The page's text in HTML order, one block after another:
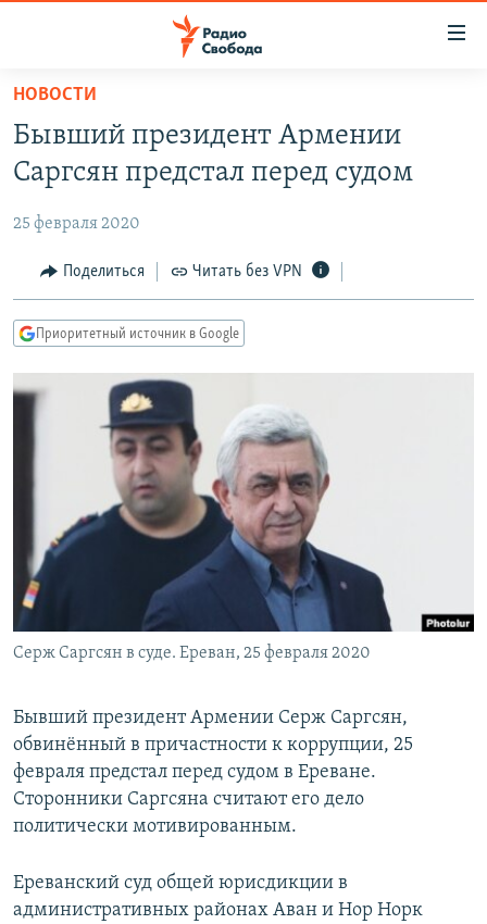
упрощенного
доступа
Вернуться
основному
Вернутся
главной
навигации
Вернутся
АВТОРСКИЕ ПРОЕКТЫ
ЦИТАТЫ СВОБОДЫ
МНЕНИЯ
IDEL.РЕАЛИИ
КАВКАЗ.РЕАЛИИ
СЕВЕР.РЕАЛИИ
СИБИРЬ.РЕАЛИИ
РАСПИСАНИЕ ВЕЩАНИЯ
ПОДПИШИТЕСЬ НА РАССЫЛКУ
СОЦИАЛЬНЫЕ СЕТИ
Все сайты РСЕ/РС
НОВОСТИ
Бывший президент Армении
Саргсян предстал перед судом
25 февраля 2020
Поделиться Читать без VPN
Приоритетный источник в Google
Серж Саргсян в суде. Ереван, 25 февраля 2020
Бывший президент Армении Серж Саргсян,
обвинённый в причастности к коррупции, 25
февраля предстал перед судом в Ереване.
Сторонники Саргсяна считают его дело
политически мотивированным.
Ереванский суд общей юрисдикции в
административных районах Аван и Нор Норк